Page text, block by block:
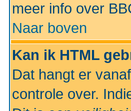
meer info over
Naar boven
Kan ik HTML
Dat hangt er
controle over.